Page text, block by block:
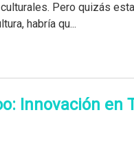
Pero quizás
habría qu...
Innovación en